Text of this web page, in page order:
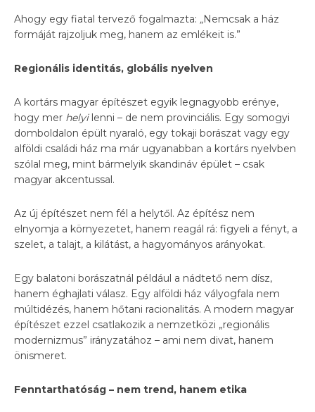
Ahogy egy fiatal tervező fogalmazta: „Nemcsak a ház
formáját rajzoljuk meg, hanem az emlékeit is.”
Regionális identitás, globális nyelven
A kortárs magyar építészet egyik legnagyobb erénye,
hogy mer helyilenni – de nem provinciális. Egy somogyi
domboldalon épült nyaraló, egy tokaji borászat vagy egy
alföldi családi ház ma már ugyanabban a kortárs nyelvben
szólal meg, mint bármelyik skandináv épület – csak
magyar akcentussal.
Az új építészet nem fél a helytől. Az építész nem
elnyomja a környezetet, hanem reagál rá: figyeli a fényt, a
szelet, a talajt, a kilátást, a hagyományos arányokat.
Egy balatoni borászatnál például a nádtető nem dísz,
hanem éghajlati válasz. Egy alföldi ház vályogfala nem
múltidézés, hanem hőtani racionalitás. A modern magyar
építészet ezzel csatlakozik a nemzetközi „regionális
modernizmus” irányzatához – ami nem divat, hanem
önismeret.
Fenntarthatóság – nem trend, hanem etika